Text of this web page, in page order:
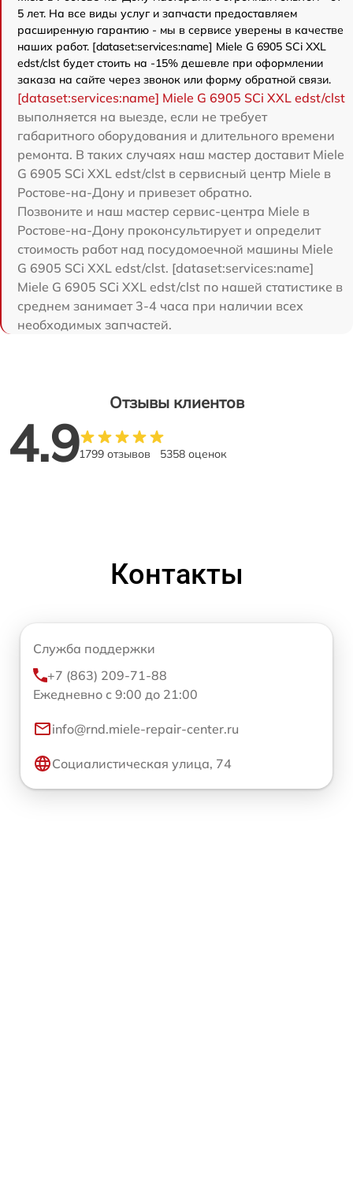
5 лет. На все виды услуг и запчасти предоставляем
расширенную гарантию - мы в сервисе уверены в качестве
наших работ. [dataset:services:name] Miele G 6905 SCi XXL
edst/clst будет стоить на -15% дешевле при оформлении
заказа на сайте через звонок или форму обратной связи.
[dataset:services:name] Miele G 6905 SCi XXL edst/clst
выполняется на выезде, если не требует
габаритного оборудования и длительного времени
ремонта. В таких случаях наш мастер доставит Miele
G 6905 SCi XXL edst/clst в сервисный центр Miele в
Ростове-на-Дону и привезет обратно.
Позвоните и наш мастер сервис-центра Miele в
Ростове-на-Дону проконсультирует и определит
стоимость работ над посудомоечной машины Miele
G 6905 SCi XXL edst/clst. [dataset:services:name]
Miele G 6905 SCi XXL edst/clst по нашей статистике в
среднем занимает 3-4 часа при наличии всех
необходимых запчастей.
Отзывы клиентов
4.91799 отзывов 5358 оценок
Контакты
Служба поддержки
+7 (863) 209-71-88
Ежедневно с 9:00 до 21:00
info@rnd.miele-repair-center.ru
Социалистическая улица, 74